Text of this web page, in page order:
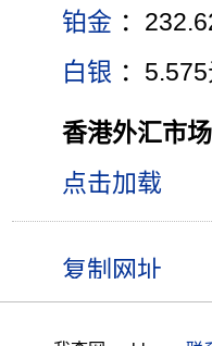
铂金 ：
白银 ：
香港外汇市场
点击加载